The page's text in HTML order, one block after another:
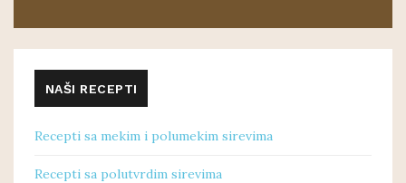
NAŠI RECEPTI
Recepti sa mekim i polumekim sirevima
Recepti sa polutvrdim sirevima